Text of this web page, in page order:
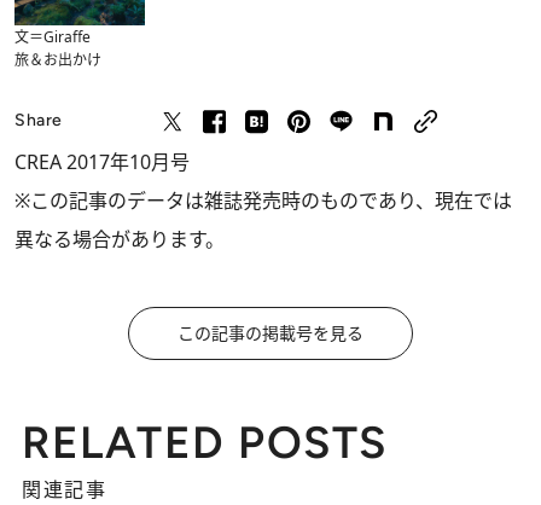
文＝Giraffe
旅＆お出かけ
Share
CREA 2017年10月号
※この記事のデータは雑誌発売時のものであり、現在では
異なる場合があります。
この記事の掲載号を見る
RELATED POSTS
関連記事